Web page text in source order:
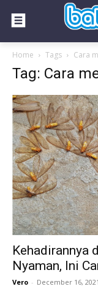
Home Tags Cara
Tag: Cara
Kehadirannya
Nyaman, Ini
Vero - December 16, 2021